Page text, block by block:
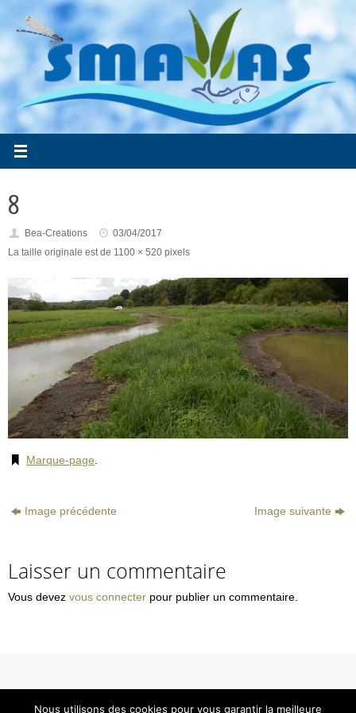
contenu
8
Bea-Creations
03/04/2017
La taille originale est de 1100 × 520 pixels
Marque-page
Image précédente Image suivante
Laisser un commentaire
Vous devez vous connecter pour publier un commentaire.
© Smavas
Nous utilisons des cookies pour vous garantir la meilleure